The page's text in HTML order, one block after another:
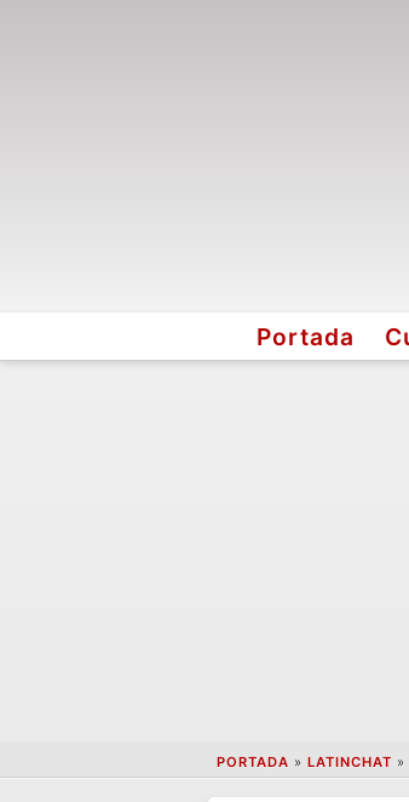
Portada
PORTADA » LATINCHAT »